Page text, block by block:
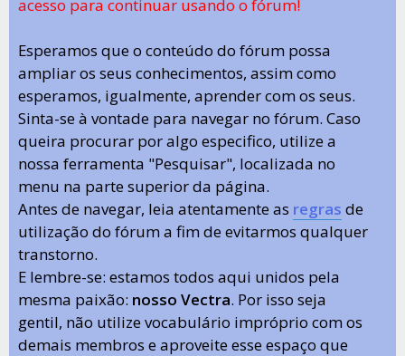
acesso para continuar usando o fórum!
Esperamos que o conteúdo do fórum possa
ampliar os seus conhecimentos, assim como
esperamos, igualmente, aprender com os seus.
Sinta-se à vontade para navegar no fórum. Caso
queira procurar por algo especifico, utilize a
nossa ferramenta "Pesquisar", localizada no
menu na parte superior da página.
Antes de navegar, leia atentamente as regras de
utilização do fórum a fim de evitarmos qualquer
transtorno.
E lembre-se: estamos todos aqui unidos pela
mesma paixão: nosso Vectra. Por isso seja
gentil, não utilize vocabulário impróprio com os
demais membros e aproveite esse espaço que